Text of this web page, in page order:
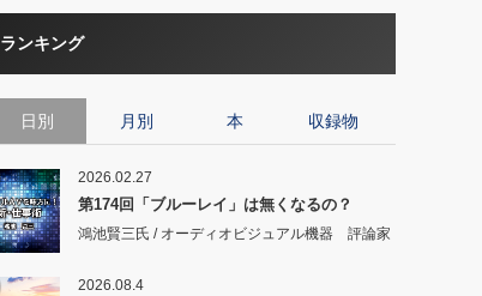
ランキング
日別 月別 本 収録物
2026.02.27
第174回「ブルーレイ」は無くなるの？
鴻池賢三氏 / オーディオビジュアル機器 評論家
2026.08.4